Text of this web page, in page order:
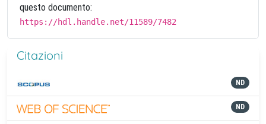
questo documento:
https://hdl.handle.net/11589/7482
Citazioni
ND
ND